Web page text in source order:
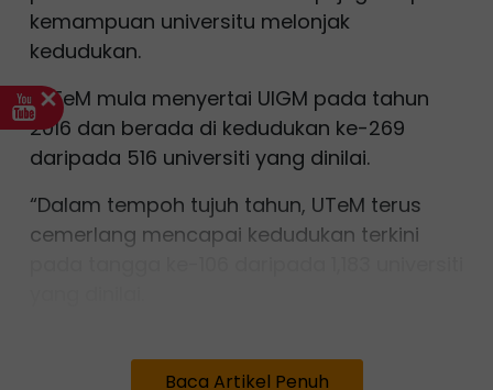
kemampuan universitu melonjak
kedudukan.
“UTeM mula menyertai UIGM pada tahun
2016 dan berada di kedudukan ke-269
daripada 516 universiti yang dinilai.
“Dalam tempoh tujuh tahun, UTeM terus
cemerlang mencapai kedudukan terkini
melonjakkan kedudukan UTeM pada
Baca Artikel Penuh